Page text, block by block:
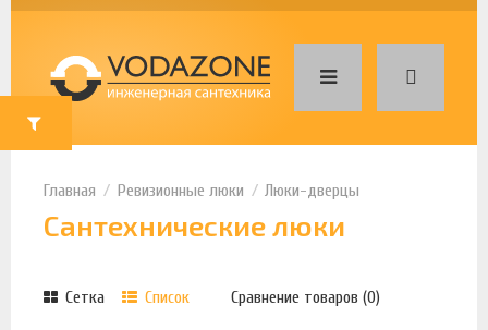
Ревизионные люки Люки-дверцы
Сантехнические люки
Сетка Список Сравнение товаров (0)